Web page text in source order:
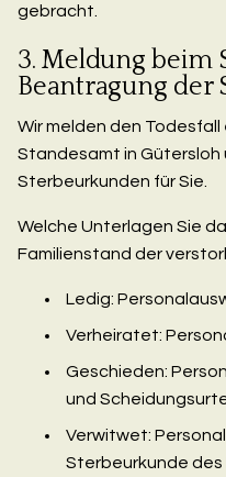
gebracht.
3. Meldung beim
Beantragung der
Wir melden den
Standesamt in
Sterbeurkunden für Sie.
Welche Unterlagen Sie
Familienstand der
Ledig:
Verheiratet:
Geschieden:
und
Verwitwet:
Sterbeurkunde des